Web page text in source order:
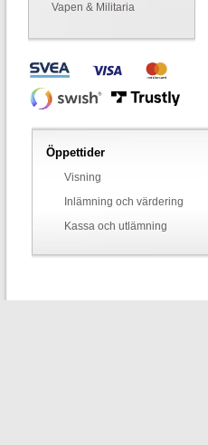
Vapen & Militaria
Öppettider
Visning
Inlämning och värdering
Kassa och utlämning